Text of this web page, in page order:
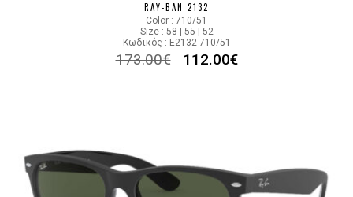
RAY-BAN 2132
Color : 710/51
Size : 58 | 55 | 52
Κωδικός : E2132-710/51
173.00€ 112.00€